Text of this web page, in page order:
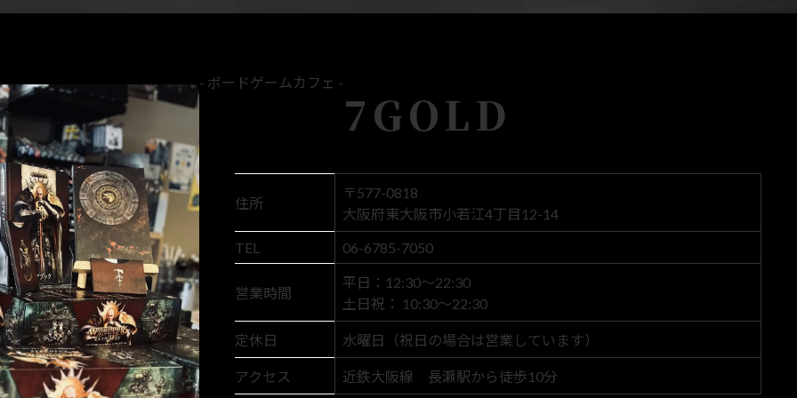
- ボードゲームカフェ -
7GOLD
住所
〒577-0818
大阪府東大阪市小若江4丁目12-14
TEL
06-6785-7050
営業時間
平日：12:30～22:30
土日祝： 10:30～22:30
定休日 水曜日（祝日の場合は営業しています）
アクセス 近鉄大阪線 長瀬駅から徒歩10分